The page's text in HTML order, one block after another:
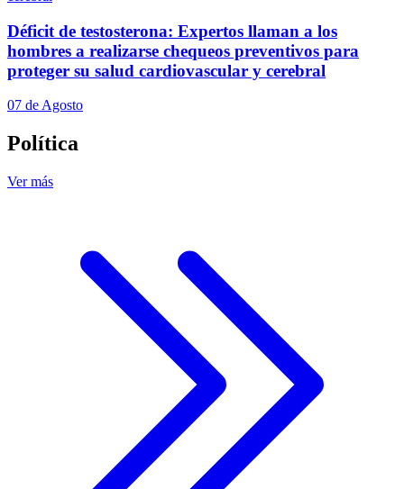
Déficit de testosterona: Expertos llaman a los
hombres a realizarse chequeos preventivos para
proteger su salud cardiovascular y cerebral
07 de Agosto
Política
Ver más